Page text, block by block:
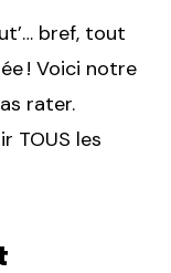
bref, tout
! Voici notre
rater.
TOUS les